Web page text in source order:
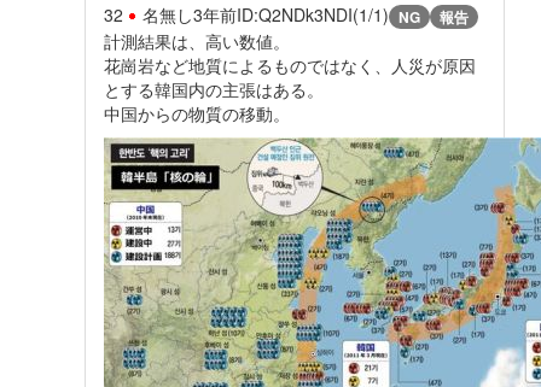
32 名無し3年前ID:Q2NDk3NDI(1/1) NG 報告
計測結果は、高い数値。
花崗岩など地質によるものではなく、人災が原因
とする韓国内の主張はある。
中国からの物質の移動。